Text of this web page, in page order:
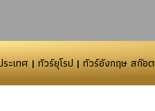
ะเทศ|ทัวร์ยุโรป|ทัวร์อังกฤษ สก๊อ